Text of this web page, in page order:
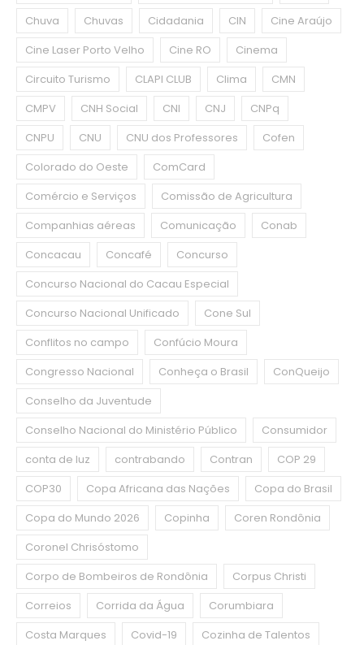
Chuva
Chuvas Cidadania CIN
Cine Araújo
Cine Laser Porto Velho
Cine RO
Cinema
Circuito Turismo
CLAPI CLUB Clima
CMN
CMPV
CNH Social CNI CNJ
CNPq
CNPU
CNU CNU dos Professores
Cofen
Colorado do Oeste
ComCard
Comércio e Serviços
Comissão de Agricultura
Companhias aéreas
Comunicação
Conab
Concacau
Concafé
Concurso
Concurso Nacional do Cacau Especial
Concurso Nacional Unificado
Cone Sul
Conflitos no campo
Confúcio Moura
Congresso Nacional
Conheça o Brasil
ConQueijo
Conselho da Juventude
Conselho Nacional do Ministério Público
Consumidor
conta de luz
contrabando Contran
COP 29
COP30
Copa Africana das Nações
Copa do Brasil
Copa do Mundo 2026
Copinha
Coren Rondônia
Coronel Chrisóstomo
Corpo de Bombeiros de Rondônia
Corpus Christi
Correios
Corrida da Água
Corumbiara
Costa Marques
Covid-19
Cozinha de Talentos